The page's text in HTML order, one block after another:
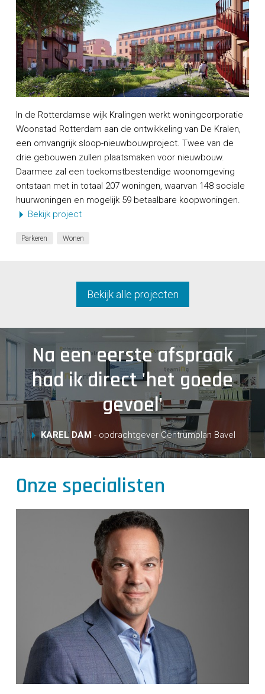
In de Rotterdamse wijk Kralingen werkt woningcorporatie
Woonstad Rotterdam aan de ontwikkeling van De Kralen,
een omvangrijk sloop-nieuwbouwproject. Twee van de
drie gebouwen zullen plaatsmaken voor nieuwbouw.
Daarmee zal een toekomstbestendige woonomgeving
ontstaan met in totaal 207 woningen, waarvan 148 sociale
huurwoningen en mogelijk 59 betaalbare koopwoningen.
Bekijk project
Parkeren Wonen
Bekijk alle projecten
Na een eerste afspraak
had ik direct 'het goede
gevoel'
KAREL DAM- opdrachtgever Centrumplan Bavel
Onze specialisten